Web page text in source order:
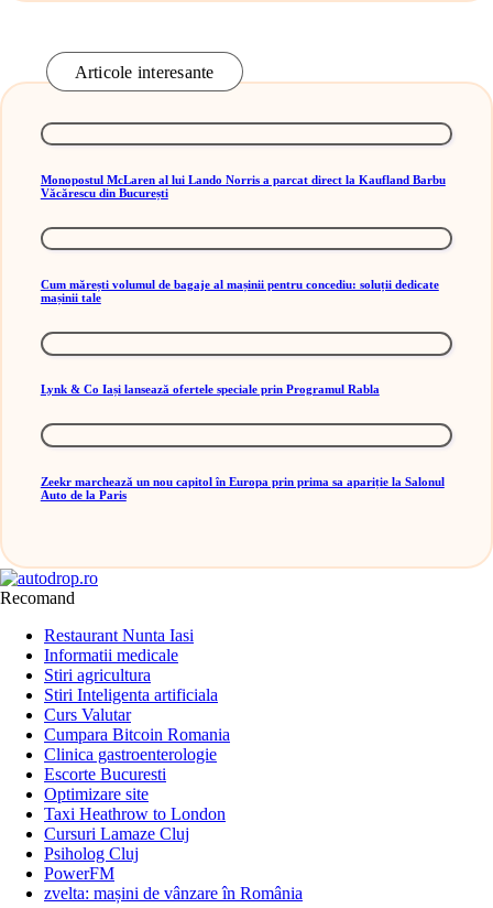
Articole interesante
Monopostul McLaren al lui Lando Norris a parcat direct la Kaufland Barbu
Văcărescu din București
Cum mărești volumul de bagaje al mașinii pentru concediu: soluții dedicate
mașinii tale
Lynk & Co Iași lansează ofertele speciale prin Programul Rabla
Zeekr marchează un nou capitol în Europa prin prima sa apariție la Salonul
Auto de la Paris
Recomand
Restaurant Nunta Iasi
Informatii medicale
Stiri agricultura
Stiri Inteligenta artificiala
Curs Valutar
Cumpara Bitcoin Romania
Clinica gastroenterologie
Escorte Bucuresti
Optimizare site
Taxi Heathrow to London
Cursuri Lamaze Cluj
Psiholog Cluj
PowerFM
zvelta: mașini de vânzare în România